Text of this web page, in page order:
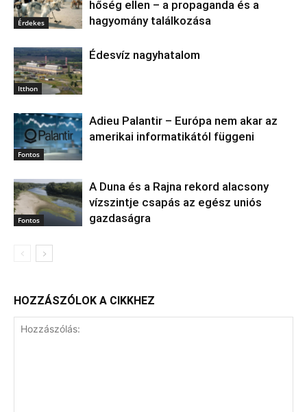
Érdekes
hőség ellen – a propaganda és a
hagyomány találkozása
Itthon
Édesvíz nagyhatalom
Fontos
Adieu Palantir – Európa nem akar az
amerikai informatikától függeni
Fontos
A Duna és a Rajna rekord alacsony
vízszintje csapás az egész uniós
gazdaságra
HOZZÁSZÓLOK A CIKKHEZ